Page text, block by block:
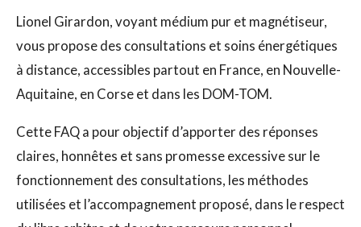
Lionel Girardon, voyant médium pur et magnétiseur,
vous propose des consultations et soins énergétiques
à distance, accessibles partout en France, en Nouvelle-
Aquitaine, en Corse et dans les DOM-TOM.
Cette FAQ a pour objectif d’apporter des réponses
claires, honnêtes et sans promesse excessive sur le
fonctionnement des consultations, les méthodes
utilisées et l’accompagnement proposé, dans le respect